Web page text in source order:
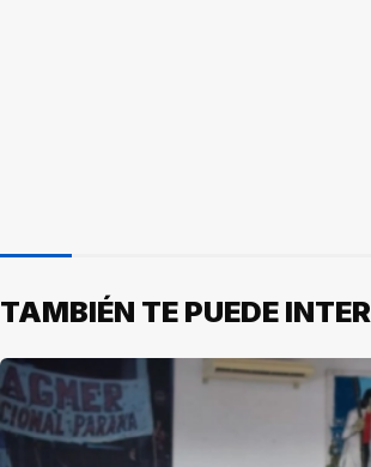
TAMBIÉN TE PUEDE